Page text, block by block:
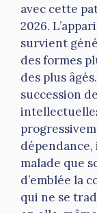
avec cette
2026.
survient
des formes
des plus
succession
malade que
d’emblée la
qui ne se